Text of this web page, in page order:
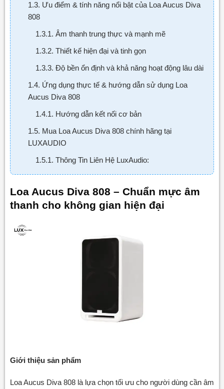
1.3. Ưu điểm & tính năng nổi bật của Loa Aucus Diva
808
1.3.1. Âm thanh trung thực và mạnh mẽ
1.3.2. Thiết kế hiện đại và tinh gọn
1.3.3. Độ bền ổn định và khả năng hoạt động lâu dài
1.4. Ứng dụng thực tế & hướng dẫn sử dụng Loa
Aucus Diva 808
1.4.1. Hướng dẫn kết nối cơ bản
1.5. Mua Loa Aucus Diva 808 chính hãng tại
LUXAUDIO
1.5.1. Thông Tin Liên Hệ LuxAudio:
Loa Aucus Diva 808 – Chuẩn mực âm
thanh cho không gian hiện đại
Giới thiệu sản phẩm
Loa Aucus Diva 808 là lựa chọn tối ưu cho người dùng cần âm